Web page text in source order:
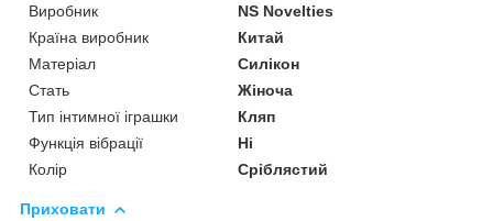
Виробник
NS Novelties
Країна виробник
Китай
Матеріал
Силікон
Стать
Жіноча
Тип інтимної іграшки
Кляп
Функція вібрації
Ні
Колір
Сріблястий
Приховати